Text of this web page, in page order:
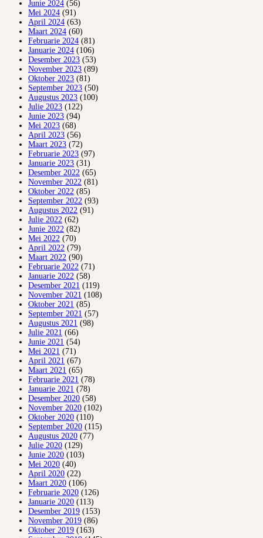
Junie 2024 (56)
Mei 2024 (91)
April 2024 (63)
Maart 2024 (60)
Februarie 2024 (81)
Januarie 2024 (106)
Desember 2023 (53)
November 2023 (89)
Oktober 2023 (81)
September 2023 (50)
Augustus 2023 (100)
Julie 2023 (122)
Junie 2023 (94)
Mei 2023 (68)
April 2023 (56)
Maart 2023 (72)
Februarie 2023 (97)
Januarie 2023 (31)
Desember 2022 (65)
November 2022 (81)
Oktober 2022 (85)
September 2022 (93)
Augustus 2022 (91)
Julie 2022 (62)
Junie 2022 (82)
Mei 2022 (70)
April 2022 (79)
Maart 2022 (90)
Februarie 2022 (71)
Januarie 2022 (58)
Desember 2021 (119)
November 2021 (108)
Oktober 2021 (85)
September 2021 (57)
Augustus 2021 (98)
Julie 2021 (66)
Junie 2021 (54)
Mei 2021 (71)
April 2021 (67)
Maart 2021 (65)
Februarie 2021 (78)
Januarie 2021 (78)
Desember 2020 (58)
November 2020 (102)
Oktober 2020 (110)
September 2020 (115)
Augustus 2020 (77)
Julie 2020 (129)
Junie 2020 (103)
Mei 2020 (40)
April 2020 (22)
Maart 2020 (106)
Februarie 2020 (126)
Januarie 2020 (113)
Desember 2019 (153)
November 2019 (86)
Oktober 2019 (163)